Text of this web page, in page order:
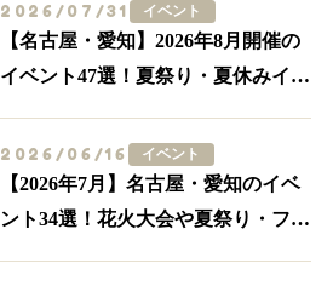
2026/07/31 イベント
【名古屋・愛知】2026年8月開催の
イベント47選！夏祭り・夏休みイベ
2026/06/16 イベント
【2026年7月】名古屋・愛知のイベ
ント34選！花火大会や夏祭り・フー